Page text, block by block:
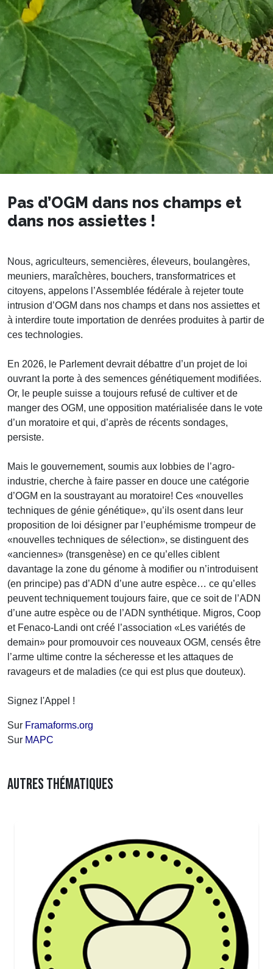
Pas d’OGM dans nos champs et
dans nos assiettes !
Nous, agriculteurs, semencières, éleveurs, boulangères,
meuniers, maraîchères, bouchers, transformatrices et
citoyens, appelons l’Assemblée fédérale à rejeter toute
intrusion d’OGM dans nos champs et dans nos assiettes et
à interdire toute importation de denrées produites à partir de
ces technologies.
En 2026, le Parlement devrait débattre d’un projet de loi
ouvrant la porte à des semences génétiquement modifiées.
Or, le peuple suisse a toujours refusé de cultiver et de
manger des OGM, une opposition matérialisée dans le vote
d’un moratoire et qui, d’après de récents sondages,
persiste.
Mais le gouvernement, soumis aux lobbies de l’agro-
industrie, cherche à faire passer en douce une catégorie
d’OGM en la soustrayant au moratoire! Ces «nouvelles
techniques de génie génétique», qu’ils osent dans leur
proposition de loi désigner par l’euphémisme trompeur de
«nouvelles techniques de sélection», se distinguent des
«anciennes» (transgenèse) en ce qu’elles ciblent
davantage la zone du génome à modifier ou n’introduisent
(en principe) pas d’ADN d’une autre espèce… ce qu’elles
peuvent techniquement toujours faire, que ce soit de l’ADN
d’une autre espèce ou de l’ADN synthétique. Migros, Coop
et Fenaco-Landi ont créé l’association «Les variétés de
demain» pour promouvoir ces nouveaux OGM, censés être
l’arme ultime contre la sécheresse et les attaques de
ravageurs et de maladies (ce qui est plus que douteux).
Signez l'Appel !
Sur Framaforms.org
Sur MAPC
AUTRES THÉMATIQUES